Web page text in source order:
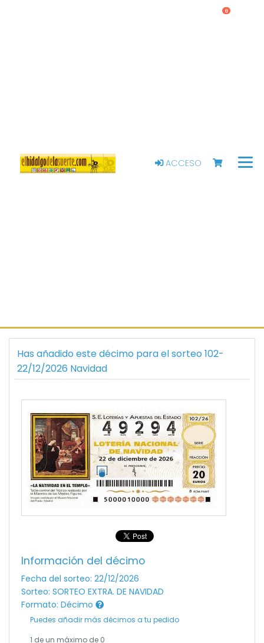
ACCESO
0
Has añadido este décimo para el sorteo 102-
22/12/2026 Navidad
Información del décimo
Fecha del sorteo: 22/12/2026
Sorteo: SORTEO EXTRA. DE NAVIDAD
Formato: Décimo
Puedes añadir más décimos a tu pedido
1 de un máximo de 0